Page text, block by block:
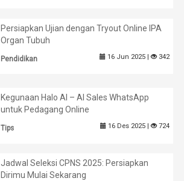
Persiapkan Ujian dengan Tryout Online IPA
Organ Tubuh
Pendidikan 16 Jun 2025 | 342
Kegunaan Halo AI – AI Sales WhatsApp
untuk Pedagang Online
Tips 16 Des 2025 | 724
Jadwal Seleksi CPNS 2025: Persiapkan
Dirimu Mulai Sekarang